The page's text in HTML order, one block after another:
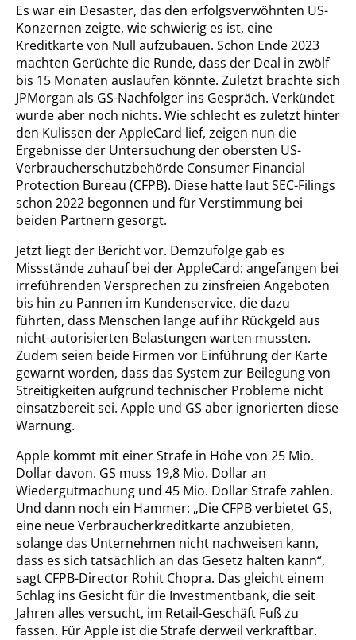
Es war ein Desaster, das den erfolgsverwöhnten US-
Konzernen zeigte, wie schwierig es ist, eine
Kreditkarte von Null aufzubauen. Schon Ende 2023
machten Gerüchte die Runde, dass der Deal in zwölf
bis 15 Monaten auslaufen könnte. Zuletzt brachte sich
JPMorgan als GS-Nachfolger ins Gespräch. Verkündet
wurde aber noch nichts. Wie schlecht es zuletzt hinter
den Kulissen der AppleCard lief, zeigen nun die
Ergebnisse der Untersuchung der obersten US-
Verbraucherschutzbehörde Consumer Financial
Protection Bureau (CFPB). Diese hatte laut SEC-Filings
schon 2022 begonnen und für Verstimmung bei
beiden Partnern gesorgt.
Jetzt liegt der Bericht vor. Demzufolge gab es
Missstände zuhauf bei der AppleCard: angefangen bei
irreführenden Versprechen zu zinsfreien Angeboten
bis hin zu Pannen im Kundenservice, die dazu
führten, dass Menschen lange auf ihr Rückgeld aus
nicht-autorisierten Belastungen warten mussten.
Zudem seien beide Firmen vor Einführung der Karte
gewarnt worden, dass das System zur Beilegung von
Streitigkeiten aufgrund technischer Probleme nicht
einsatzbereit sei. Apple und GS aber ignorierten diese
Warnung.
Apple kommt mit einer Strafe in Höhe von 25 Mio.
Dollar davon. GS muss 19,8 Mio. Dollar an
Wiedergutmachung und 45 Mio. Dollar Strafe zahlen.
Und dann noch ein Hammer: „Die CFPB verbietet GS,
eine neue Verbraucherkreditkarte anzubieten,
solange das Unternehmen nicht nachweisen kann,
dass es sich tatsächlich an das Gesetz halten kann“,
sagt CFPB-Director Rohit Chopra. Das gleicht einem
Schlag ins Gesicht für die Investmentbank, die seit
Jahren alles versucht, im Retail-Geschäft Fuß zu
fassen. Für Apple ist die Strafe derweil verkraftbar.